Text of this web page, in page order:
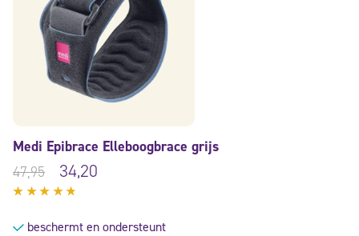
Medi Epibrace Elleboogbrace grijs
47,95
34,20
4.60 uit
5 beschermt en ondersteunt